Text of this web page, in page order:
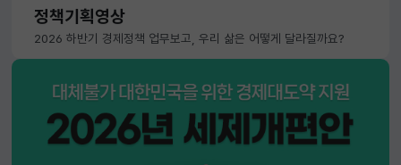
정책기획영상
2026 하반기 경제정책 업무보고, 우리 삶은 어떻게 달라질까요?